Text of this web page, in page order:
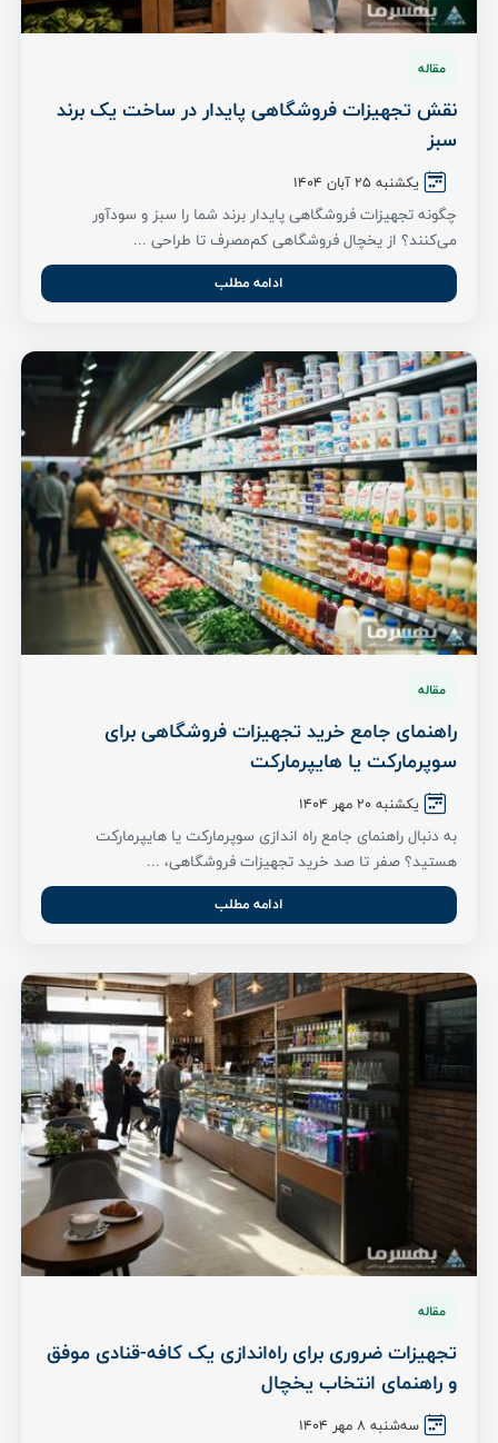
مقاله
نقش تجهیزات فروشگاهی پایدار در ساخت یک برند
سبز
یکشنبه ۲۵ آبان ۱۴۰۴
چگونه تجهیزات فروشگاهی پایدار برند شما را سبز و سودآور
می‌کنند؟ از یخچال فروشگاهی کم‌مصرف تا طراحی ...
ادامه مطلب
مقاله
راهنمای جامع خرید تجهیزات فروشگاهی برای
سوپرمارکت یا هایپرمارکت
یکشنبه 20 مهر 1404
به دنبال راهنمای جامع راه اندازی سوپرمارکت یا هایپرمارکت
هستید؟ صفر تا صد خرید تجهیزات فروشگاهی، ...
ادامه مطلب
مقاله
تجهیزات ضروری برای راه‌اندازی یک کافه-قنادی موفق
و راهنمای انتخاب یخچال
سه‌شنبه ۸ مهر ۱۴۰۴